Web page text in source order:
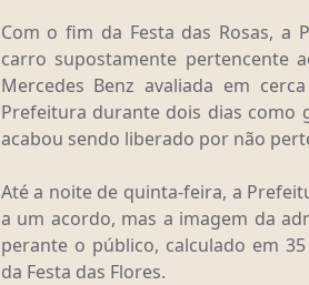
Com o fim da Festa das Rosas, a
carro supostamente pertencente
Mercedes Benz avaliada em
Prefeitura durante dois dias como
acabou sendo liberado por não
Até a noite de quinta-feira, a
a um acordo, mas a imagem da
perante o público, calculado em
da Festa das Flores.